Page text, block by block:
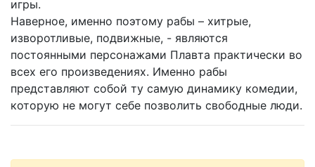
игры.
Наверное, именно поэтому рабы – хитрые,
изворотливые, подвижные, - являются
постоянными персонажами Плавта практически во
всех его произведениях. Именно рабы
представляют собой ту самую динамику комедии,
которую не могут себе позволить свободные люди.